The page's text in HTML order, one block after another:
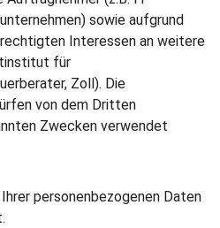
sowie aufgrund
Interessen an weitere
für
Zoll). Die
von dem Dritten
Zwecken verwendet
personenbezogenen Daten